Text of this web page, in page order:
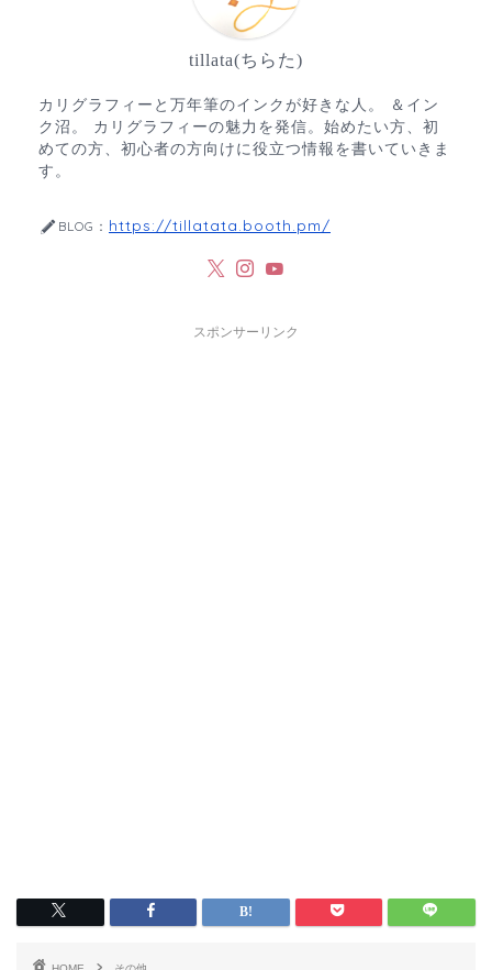
tillata(ちらた)
カリグラフィーと万年筆のインクが好きな人。 ＆イン
ク沼。 カリグラフィーの魅力を発信。始めたい方、初
めての方、初心者の方向けに役立つ情報を書いていきま
す。
BLOG： https://tillatata.booth.pm/
スポンサーリンク